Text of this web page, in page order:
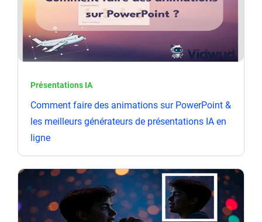
Présentations IA
Comment faire des animations sur PowerPoint &
les meilleurs générateurs de présentations IA en
ligne